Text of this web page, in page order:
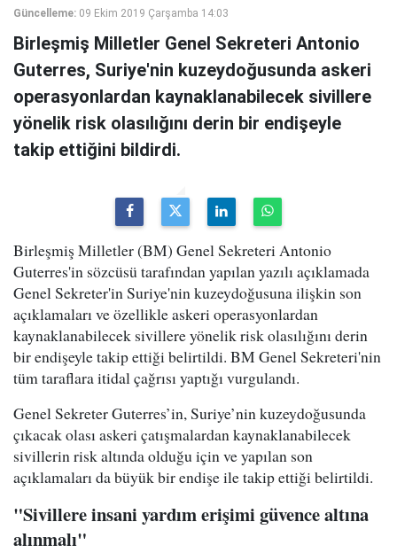
Güncelleme: 09 Ekim 2019 Çarşamba 14:03
Birleşmiş Milletler Genel Sekreteri Antonio
Guterres, Suriye'nin kuzeydoğusunda askeri
operasyonlardan kaynaklanabilecek sivillere
yönelik risk olasılığını derin bir endişeyle
takip ettiğini bildirdi.
Birleşmiş Milletler (BM) Genel Sekreteri Antonio
Guterres'in sözcüsü tarafından yapılan yazılı açıklamada
Genel Sekreter'in Suriye'nin kuzeydoğusuna ilişkin son
açıklamaları ve özellikle askeri operasyonlardan
kaynaklanabilecek sivillere yönelik risk olasılığını derin
bir endişeyle takip ettiği belirtildi. BM Genel Sekreteri'nin
tüm taraflara itidal çağrısı yaptığı vurgulandı.
Genel Sekreter Guterres’in, Suriye’nin kuzeydoğusunda
çıkacak olası askeri çatışmalardan kaynaklanabilecek
sivillerin risk altında olduğu için ve yapılan son
açıklamaları da büyük bir endişe ile takip ettiği belirtildi.
"Sivillere insani yardım erişimi güvence altına
alınmalı"